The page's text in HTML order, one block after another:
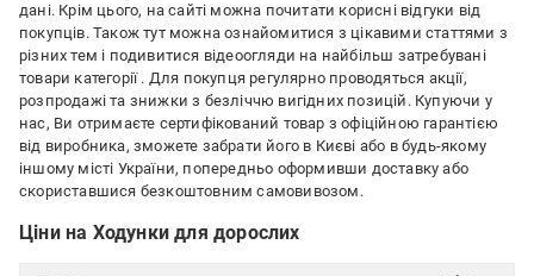
дані. Крім цього, на сайті можна почитати корисні відгуки від
покупців. Також тут можна ознайомитися з цікавими статтями з
різних тем і подивитися відеоогляди на найбільш затребувані
товари категорії . Для покупця регулярно проводяться акції,
розпродажі та знижки з безліччю вигідних позицій. Купуючи у
нас, Ви отримаєте сертифікований товар з офіційною гарантією
від виробника, зможете забрати його в Києві або в будь-якому
іншому місті України, попередньо оформивши доставку або
скориставшися безкоштовним самовивозом.
Ціни на Ходунки для дорослих